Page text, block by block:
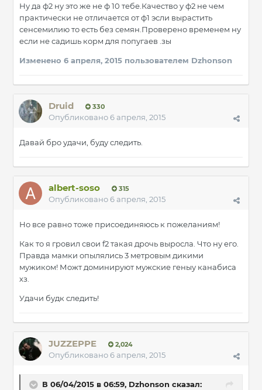
Ну да ф2 ну это же не ф 10 тебе.Качество у ф2 не чем
практически не отличается от ф1 эсли вырастить
сенсемилию то есть без семян.Проверено временем ну
если не садишь корм для попугаев .зы
Изменено 6 апреля, 2015 пользователем Dzhonson
Druid 330
Опубликовано6 апреля, 2015
Давай бро удачи, буду следить.
albert-soso 315
Опубликовано6 апреля, 2015
Но все равно тоже присоединяюсь к пожеланиям!
Как то я гровил свои f2 такая дрочь выросла. Что ну его.
Правда мамки опылялись 3 метровым дикими
мужиком! Можт доминируют мужские геныу канабиса
хз.
Удачи будк следить!
JUZZEPPE 2,024
Опубликовано6 апреля, 2015
В 06/04/2015 в 06:59, Dzhonson сказал: